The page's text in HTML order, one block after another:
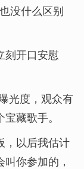
没什么区别
刻开口安慰
光度，观众有
藏歌手。
，以后我估计
你参加的，